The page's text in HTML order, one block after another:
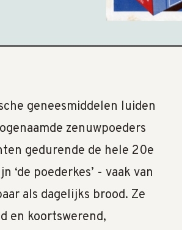
geneesmiddelen luiden
zenuwpoeders
gedurende de hele 20e
‘de poederkes’ - vaak van
als dagelijks brood. Ze
en koortswerend,